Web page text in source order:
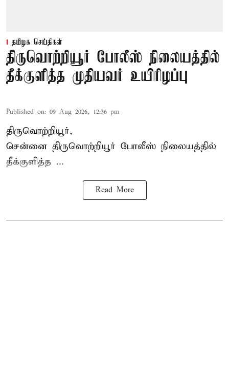
தமிழக செய்திகள்
திருவொற்றியூர் போலீஸ் நிலையத்தில்
தீக்குளித்த முதியவர் உயிரிழப்பு
Published on: 09 Aug 2026, 12:36 pm
திருவொற்றியூர்,
சென்னை திருவொற்றியூர் போலீஸ் நிலையத்தில்
தீக்குளித்த ...
Read More